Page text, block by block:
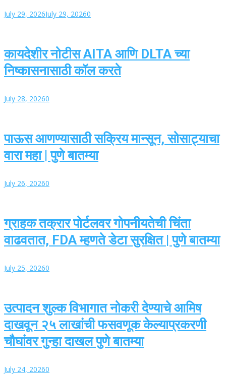
July 29, 2026July 29, 20260
कायदेशीर नोटीस AITA आणि DLTA च्या
निष्कासनासाठी कॉल करते
July 28, 20260
पाऊस आणण्यासाठी सक्रिय मान्सून, सोसाट्याचा
वारा महा | पुणे बातम्या
July 26, 20260
ग्राहक तक्रार पोर्टलवर गोपनीयतेची चिंता
वाढवतात, FDA म्हणते डेटा सुरक्षित | पुणे बातम्या
July 25, 20260
उत्पादन शुल्क विभागात नोकरी देण्याचे आमिष
दाखवून २५ लाखांची फसवणूक केल्याप्रकरणी
चौघांवर गुन्हा दाखल पुणे बातम्या
July 24, 20260